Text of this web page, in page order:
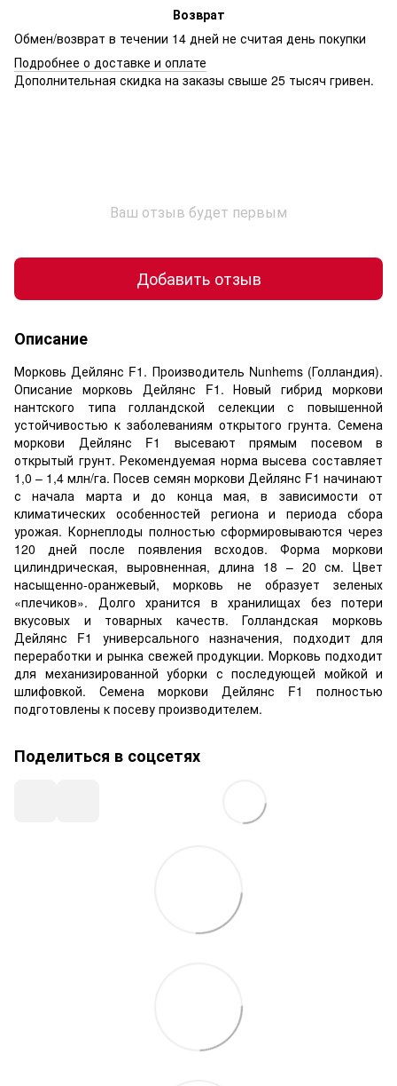
Возврат
Обмен/возврат в течении 14 дней не считая день покупки
Подробнее о доставке и оплате
Дополнительная скидка на заказы свыше 25 тысяч гривен.
Ваш отзыв будет первым
Добавить отзыв
Описание
Морковь Дейлянс F1. Производитель Nunhems (Голландия).
Описание морковь Дейлянс F1. Новый гибрид моркови
нантского типа голландской селекции с повышенной
устойчивостью к заболеваниям открытого грунта. Семена
моркови Дейлянс F1 высевают прямым посевом в
открытый грунт. Рекомендуемая норма высева составляет
1,0 – 1,4 млн/га. Посев семян моркови Дейлянс F1 начинают
с начала марта и до конца мая, в зависимости от
климатических особенностей региона и периода сбора
урожая. Корнеплоды полностью сформировываются через
120 дней после появления всходов. Форма моркови
цилиндрическая, выровненная, длина 18 – 20 см. Цвет
насыщенно-оранжевый, морковь не образует зеленых
«плечиков». Долго хранится в хранилищах без потери
вкусовых и товарных качеств. Голландская морковь
Дейлянс F1 универсального назначения, подходит для
переработки и рынка свежей продукции. Морковь подходит
для механизированной уборки с последующей мойкой и
шлифовкой. Семена моркови Дейлянс F1 полностью
подготовлены к посеву производителем.
Поделиться в соцсетях